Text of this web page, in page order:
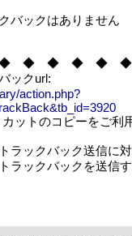
バックはありません
◆ ◆ ◆ ◆
ックurl:
action.php?
ットのコピーをご利
ラックバック送信に
ラックバックを送信